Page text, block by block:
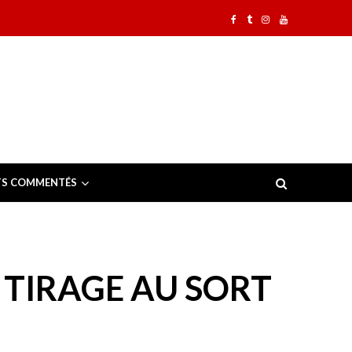
COMMENTÉS
AU SORT